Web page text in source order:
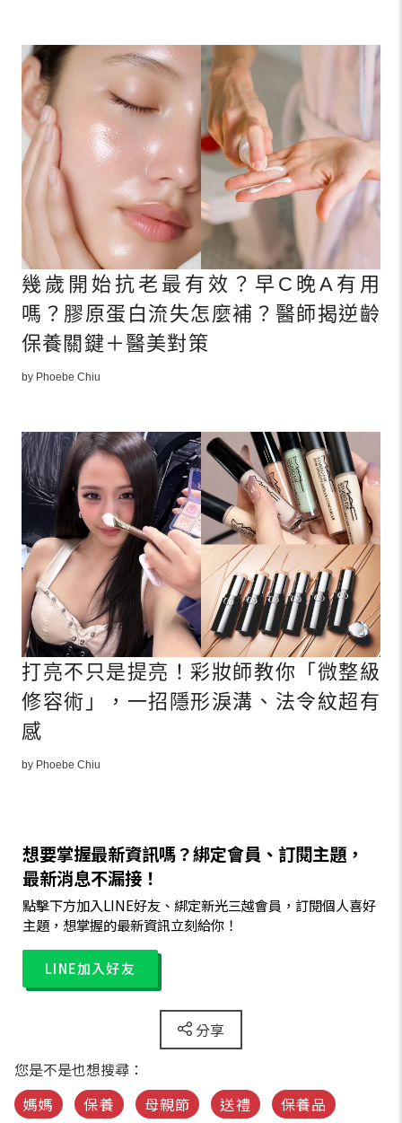
幾歲開始抗老最有效？早C晚A有用
嗎？膠原蛋白流失怎麼補？醫師揭逆齡
保養關鍵＋醫美對策
by Phoebe Chiu
打亮不只是提亮！彩妝師教你「微整級
修容術」，一招隱形淚溝、法令紋超有
感
by Phoebe Chiu
想要掌握最新資訊嗎？綁定會員、訂閱主題，
最新消息不漏接！
點擊下方加入LINE好友、綁定新光三越會員，訂閱個人喜好
主題，想掌握的最新資訊立刻給你！
LINE加入好友
分享
您是不是也想搜尋：
媽媽
保養 母親節 送禮 保養品